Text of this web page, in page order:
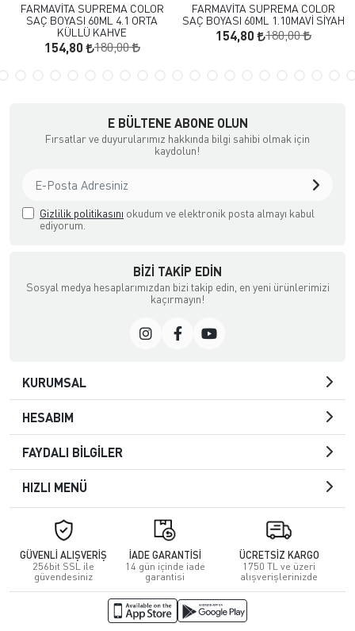
FARMAVİTA SUPREMA COLOR
SAÇ BOYASI 60ML 4.1 ORTA
KÜLLÜ KAHVE
154,80 180,00
FARMAVİTA SUPREMA COLOR
SAÇ BOYASI 60ML 1.10MAVİ SİYAH
154,80 180,00
E BÜLTENE ABONE OLUN
Fırsatlar ve duyurularımız hakkında bilgi sahibi olmak için
kaydolun!
Gizlilik politikasını okudum ve elektronik posta almayı kabul
ediyorum.
BIZI TAKIP EDIN
Sosyal medya hesaplarımızdan bizi takip edin, en yeni ürünlerimizi
kaçırmayın!
KURUMSAL
HESABIM
FAYDALI BİLGİLER
HIZLI MENÜ
GÜVENLİ ALIŞVERİŞ
256bit SSL ile
güvendesiniz
İADE GARANTİSİ
14 gün içinde iade
garantisi
ÜCRETSİZ KARGO
1750 TL ve üzeri
alışverişlerinizde